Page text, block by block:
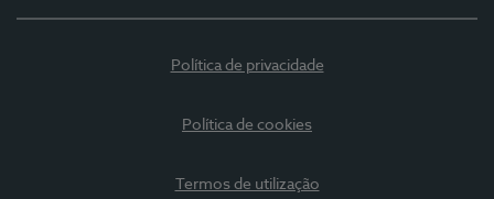
Política de privacidade
Política de cookies
Termos de utilização